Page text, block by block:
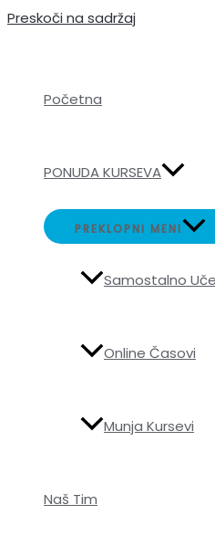
Preskoči na sadržaj
Početna
PONUDA KURSEVA
PREKLOPNI MENI
Samostalno
Online Časovi
Munja Kursevi
Naš Tim